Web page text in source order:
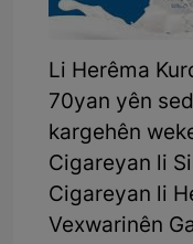
Li Herêma
70yan yên
kargehên
Cigareyan li
Cigareyan li
Vexwarinên